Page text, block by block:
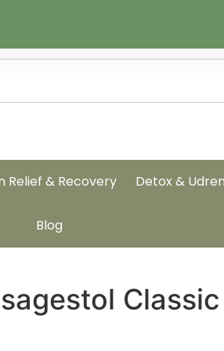
Relief & Recovery Detox &
Blog
Classic